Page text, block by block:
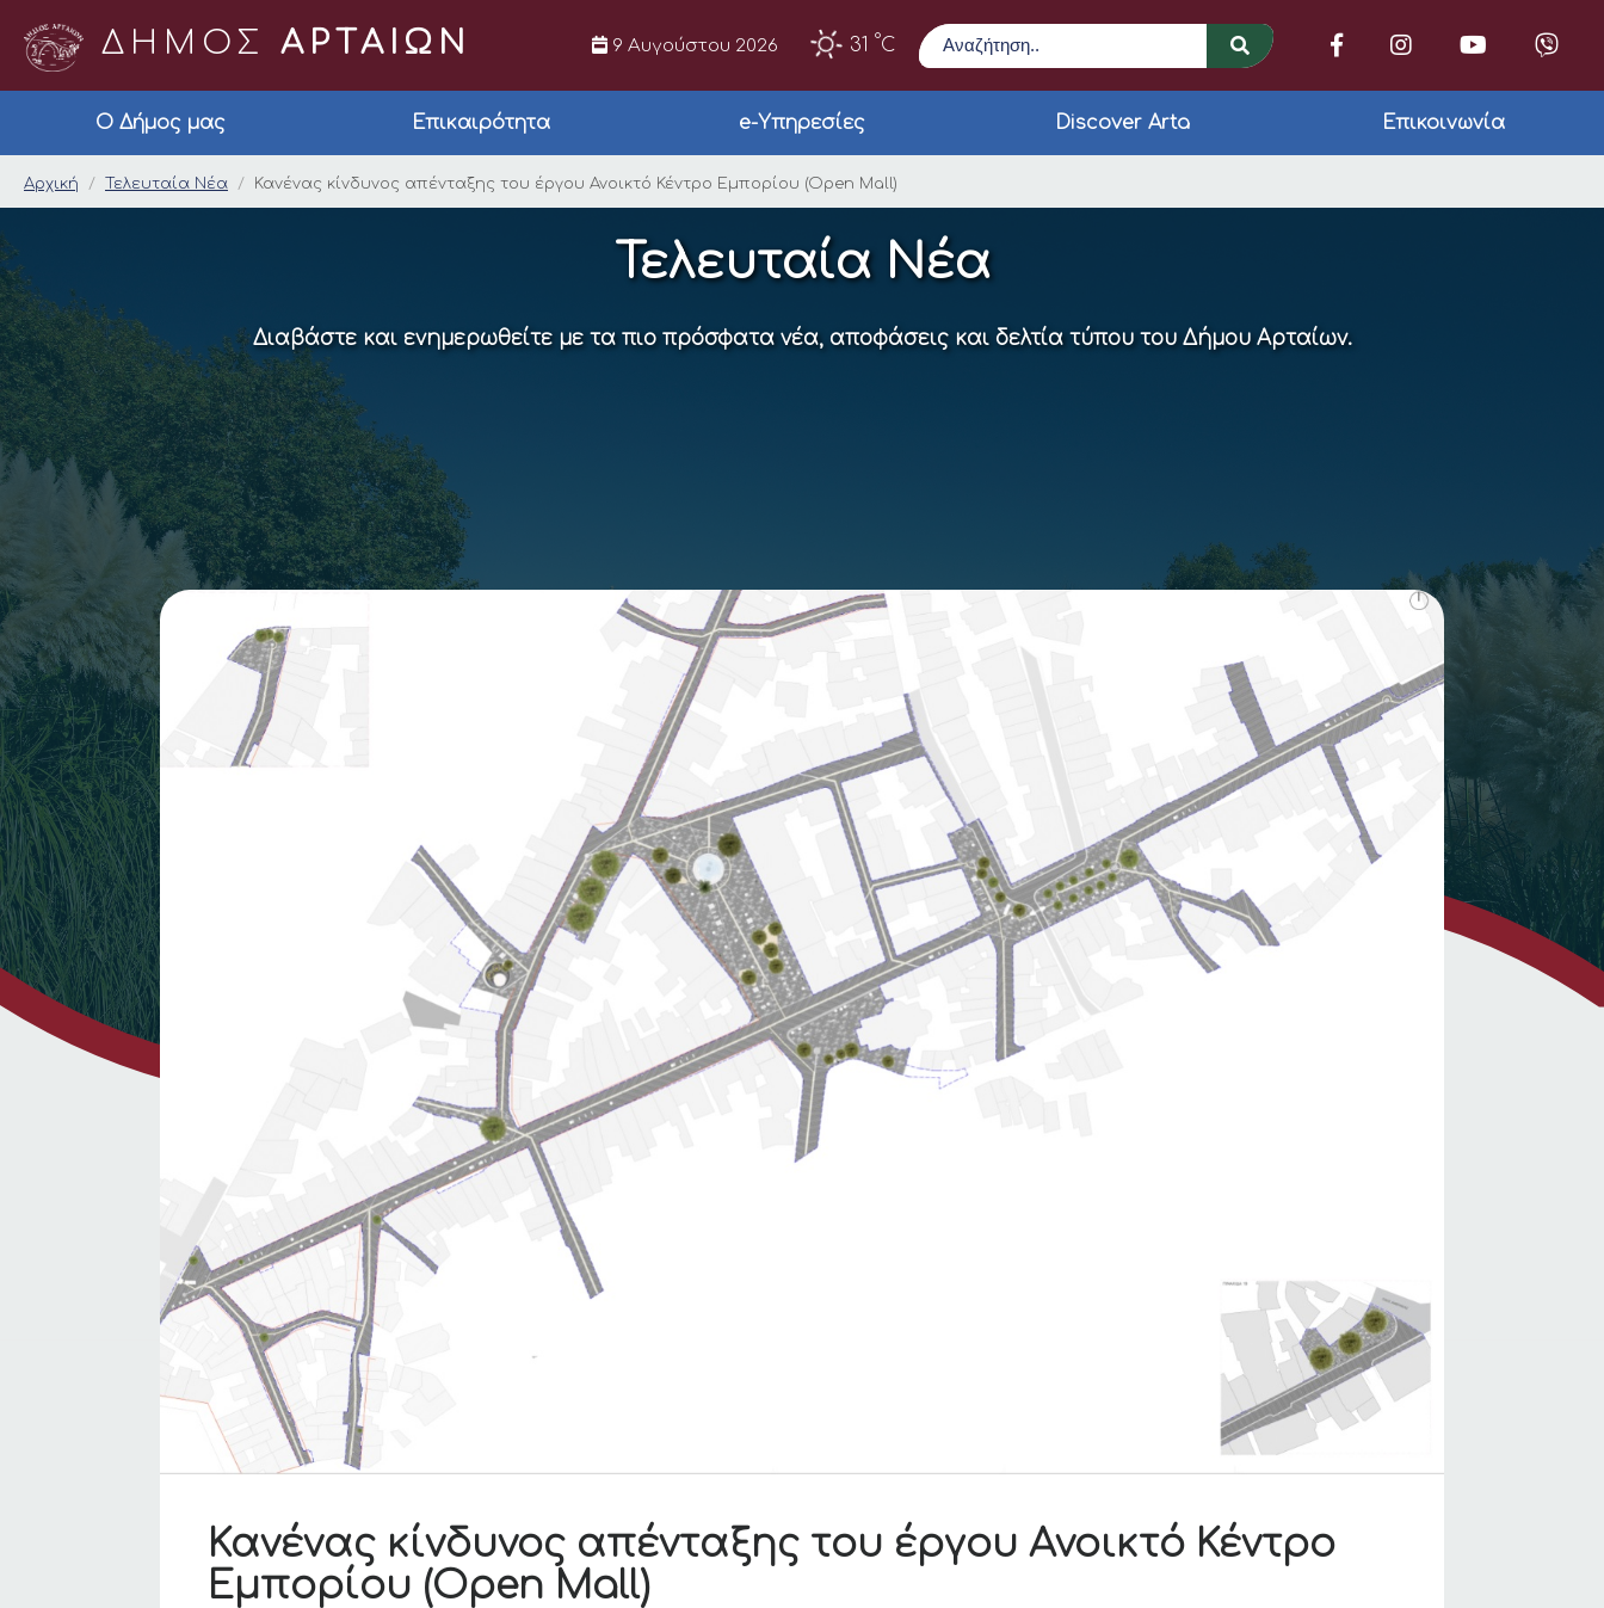
ΔΗΜΟΣ ΑΡΤΑΙΩΝ 9 Αυγούστου 2026 31 °C
Αναζήτηση
Ο Δήμος μας Επικαιρότητα e-Υπηρεσίες Discover Arta Επικοινωνία
Κανένας κίνδυνος απένταξης του έργου Ανοικτό Κέντρο
Αρχική Τελευταία Νέα Κανένας κίνδυνος απένταξης του έργου Ανοικτό Κέντρο Εμπορίου (Open Mall)
Τελευταία Νέα
Διαβάστε και ενημερωθείτε με τα πιο πρόσφατα νέα, αποφάσεις και δελτία τύπου του Δήμου Αρταίων.
Κανένας κίνδυνος απένταξης του έργου Ανοικτό Κέντρο
Εμπορίου (Open Mall)